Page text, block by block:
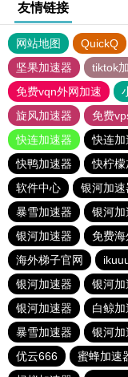
友情链接
网站地图 QuickQ
坚果加速器
tiktok
免费vqn外网加速
旋风加速器
免费
快连加速器
快连加
快鸭加速器
快柠檬
软件中心
银河加速
暴雪加速器
银河加
银河加速器
免费
海外梯子官网
银河加速器
银河加
银河加速器
白鲸加
暴雪加速器
银河加
优云666
蜜蜂加速